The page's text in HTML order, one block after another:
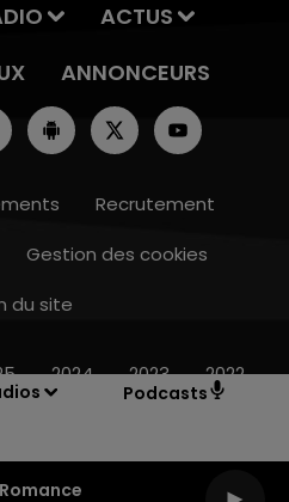
Podcasts
ACTUS
ANNONCEURS
Recrutement
Gestion des cookies
du site
2024 2023 2022